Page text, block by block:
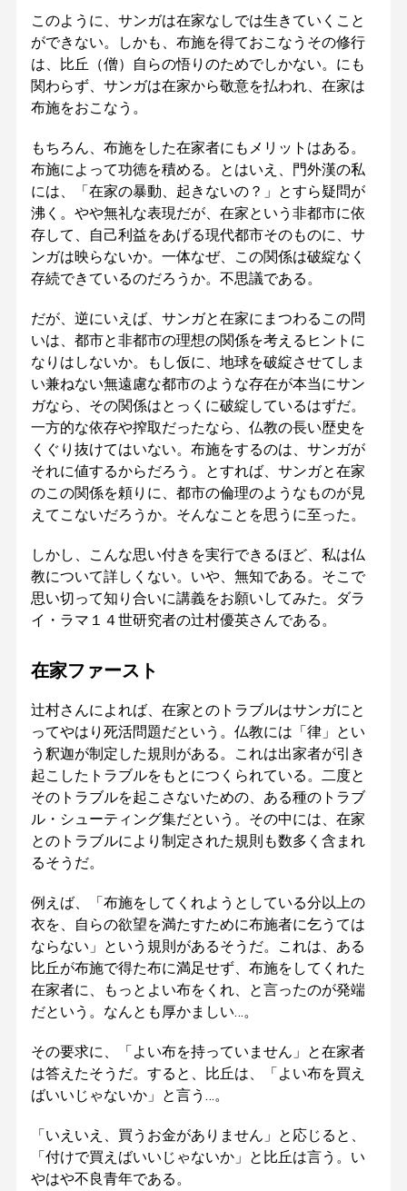
このように、サンガは在家なしでは生きていくこと
ができない。しかも、布施を得ておこなうその修行
は、比丘（僧）自らの悟りのためでしかない。にも
関わらず、サンガは在家から敬意を払われ、在家は
布施をおこなう。
もちろん、布施をした在家者にもメリットはある。
布施によって功徳を積める。とはいえ、門外漢の私
には、「在家の暴動、起きないの？」とすら疑問が
沸く。やや無礼な表現だが、在家という非都市に依
存して、自己利益をあげる現代都市そのものに、サ
ンガは映らないか。一体なぜ、この関係は破綻なく
存続できているのだろうか。不思議である。
だが、逆にいえば、サンガと在家にまつわるこの問
いは、都市と非都市の理想の関係を考えるヒントに
なりはしないか。もし仮に、地球を破綻させてしま
い兼ねない無遠慮な都市のような存在が本当にサン
ガなら、その関係はとっくに破綻しているはずだ。
一方的な依存や搾取だったなら、仏教の長い歴史を
くぐり抜けてはいない。布施をするのは、サンガが
それに値するからだろう。とすれば、サンガと在家
のこの関係を頼りに、都市の倫理のようなものが見
えてこないだろうか。そんなことを思うに至った。
しかし、こんな思い付きを実行できるほど、私は仏
教について詳しくない。いや、無知である。そこで
思い切って知り合いに講義をお願いしてみた。ダラ
イ・ラマ１４世研究者の辻村優英さんである。
在家ファースト
辻村さんによれば、在家とのトラブルはサンガにと
ってやはり死活問題だという。仏教には「律」とい
う釈迦が制定した規則がある。これは出家者が引き
起こしたトラブルをもとにつくられている。二度と
そのトラブルを起こさないための、ある種のトラブ
ル・シューティング集だという。その中には、在家
とのトラブルにより制定された規則も数多く含まれ
るそうだ。
例えば、「布施をしてくれようとしている分以上の
衣を、自らの欲望を満たすために布施者に乞うては
ならない」という規則があるそうだ。これは、ある
比丘が布施で得た布に満足せず、布施をしてくれた
在家者に、もっとよい布をくれ、と言ったのが発端
だという。なんとも厚かましい…。
その要求に、「よい布を持っていません」と在家者
は答えたそうだ。すると、比丘は、「よい布を買え
ばいいじゃないか」と言う…。
「いえいえ、買うお金がありません」と応じると、
「付けで買えばいいじゃないか」と比丘は言う。い
やはや不良青年である。